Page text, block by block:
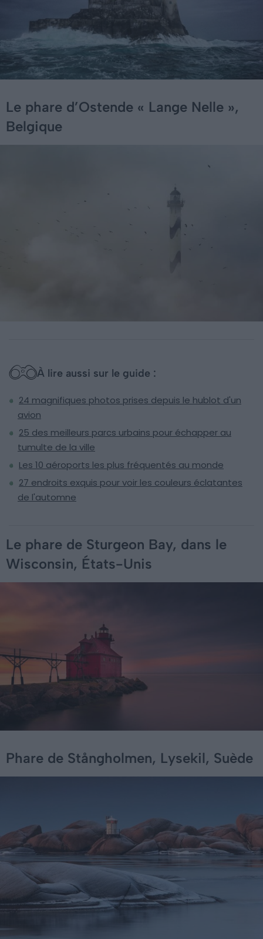
Le phare d’Ostende « Lange Nelle »,
Belgique
À lire aussi sur le guide :
24 magnifiques photos prises depuis le hublot d'un
avion
25 des meilleurs parcs urbains pour échapper au
tumulte de la ville
Les 10 aéroports les plus fréquentés au monde
27 endroits exquis pour voir les couleurs éclatantes
de l'automne
Le phare de Sturgeon Bay, dans le
Wisconsin, États-Unis
Phare de Stångholmen, Lysekil, Suède